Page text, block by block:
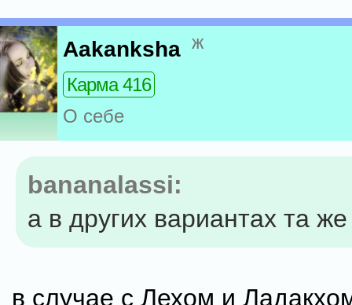
Aakanksha ж
Карма 416
О себе
bananalassi:
а в других вариантах та
в случае с Лехом и